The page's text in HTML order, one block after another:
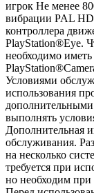
игрок Не менее
вибрации PAL HD
контроллера
PlayStation®Eye.
необходимо
Условиями
использования
выполнять
Дополнительная
обслуживания.
на несколько
требуется при
но необходим при